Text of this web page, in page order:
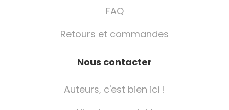
FAQ
Retours et commandes
Nous contacter
Auteurs, c'est bien ici !